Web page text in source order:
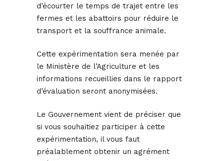
d’écourter le temps de trajet entre les
fermes et les abattoirs pour réduire le
transport et la souffrance animale.
Cette expérimentation sera menée par
le Ministère de l’Agriculture et les
informations recueillies dans le rapport
d’évaluation seront anonymisées.
Le Gouvernement vient de préciser que
si vous souhaitiez participer à cette
expérimentation, il vous faut
préalablement obtenir un agrément